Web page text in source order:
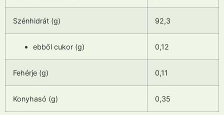
Szénhidrát (g) 92,3
ebből cukor (g) 0,12
Fehérje (g) 0,11
Konyhasó (g) 0,35